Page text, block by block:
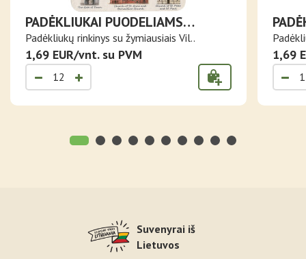
PADĖKLIUKAI PUODELIAMS
ŽYMIAUSI VILNIAUS PASTATAI IR
SIMBOLIAI
Padėkliukų rinkinys su žymiausiais Vil..
1,69 EUR/vnt. su PVM 1,69
Suvenyrai iš
Lietuvos